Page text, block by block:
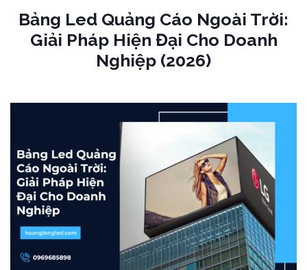
Bảng Led Quảng Cáo Ngoài Trời:
Giải Pháp Hiện Đại Cho Doanh
Nghiệp (2026)